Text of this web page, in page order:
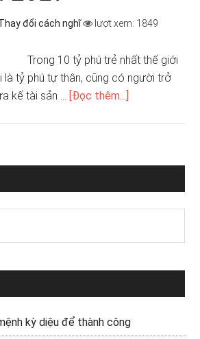
đổi cách nghĩ lượt xem: 1849
Trong 10 tỷ phú trẻ nhất thế giới
là tỷ phú tự thân, cũng có người trở
kế tài sản … [Đọc thêm...]
kỳ diệu để thành công